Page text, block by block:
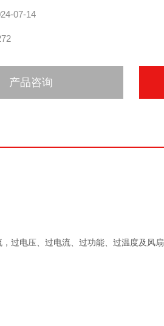
07-14
产品咨询
过电压、过电流、过功能、过温度及风扇